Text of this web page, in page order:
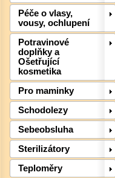
Péče o vlasy,
vousy, ochlupení
Potravinové
doplňky a
Ošetřující
kosmetika
Pro maminky
Schodolezy
Sebeobsluha
Sterilizátory
Teploměry